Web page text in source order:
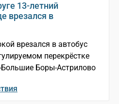
13-летний
врезался в
врезался в автобус
перекрёстке
Боры-Астрилово